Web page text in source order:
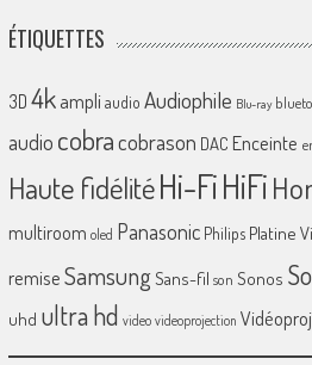
ÉTIQUETTES
3D 4k ampliaudio Audiophile Blu-ray
audio cobracobrason DAC Enceinte
Haute fidélitéHi-FiHiFi
multiroom oled Panasonic Philips Platine
remiseSamsungSans-fil son Sonos
uhd ultra hd video videoprojection